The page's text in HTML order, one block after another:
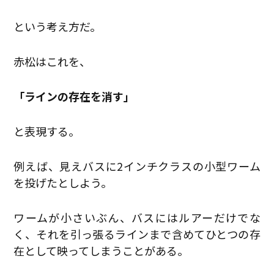
という考え方だ。
赤松はこれを、
「ラインの存在を消す」
と表現する。
例えば、見えバスに2インチクラスの小型ワーム
を投げたとしよう。
ワームが小さいぶん、バスにはルアーだけでな
く、それを引っ張るラインまで含めてひとつの存
在として映ってしまうことがある。